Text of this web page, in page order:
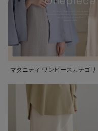
マタニティ ワンピースカテゴリ